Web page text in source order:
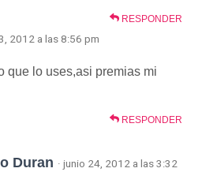
RESPONDER
2012 a las 8:56 pm
que lo uses,asi premias mi
RESPONDER
Duran · junio 24, 2012 a las 3:32